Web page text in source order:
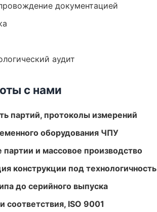
документацией
аудит
с нами
партий, протоколы измерений
оборудования ЧПУ
и массовое производство
конструкции под технологичность
до серийного выпуска
соответствия, ISO 9001